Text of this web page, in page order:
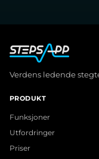
Verdens ledende
PRODUKT
Funksjoner
Utfordringer
Priser